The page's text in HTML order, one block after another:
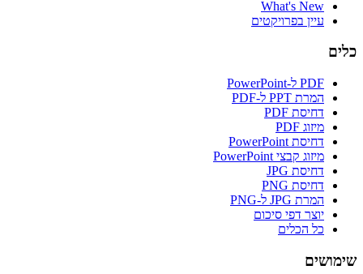
What's New
עיין בפרויקטים
כלים
PDF ל-PowerPoint
המרת PPT ל-PDF
דחיסת PDF
מיזוג PDF
דחיסת PowerPoint
מיזוג קבצי PowerPoint
דחיסת JPG
דחיסת PNG
המרת JPG ל-PNG
יוצר דפי סיכום
כל הכלים
שימושים